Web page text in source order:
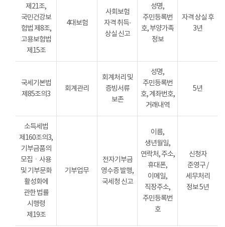
제21조,
국민건강보
험법 제8조,
고용보험법
제15조
4대보험
사회보험
자격 취득·
상실 신고
성명,
주민등록번
호, 부양가족
정보
자격 상실 후
3년
국세기본법
제85조의3
회계관리
회계처리 및
증빙서류
보존
성명,
주민등록번
호, 계좌번호,
거래내역
5년
소득세법
제160조의3,
기부금품의
모집ㆍ사용
및 기부문화
활성화에
관한 법률
시행령
제19조
기부업무
전자기부금
영수증 발행,
국세청 신고
이름,
생년월일,
연락처, 주소,
휴대폰,
이메일,
직장주소,
주민등록번
호
신청자
준영구 /
세무처리
정보 5년